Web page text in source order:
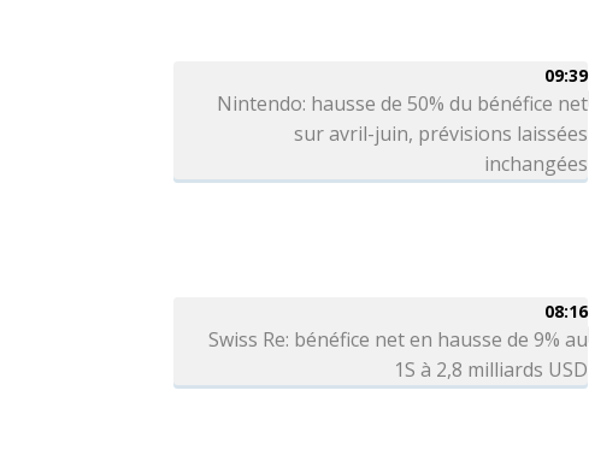
09:39
Nintendo: hausse de 50% du bénéfice net
sur avril-juin, prévisions laissées
inchangées
08:16
Swiss Re: bénéfice net en hausse de 9% au
1S à 2,8 milliards USD